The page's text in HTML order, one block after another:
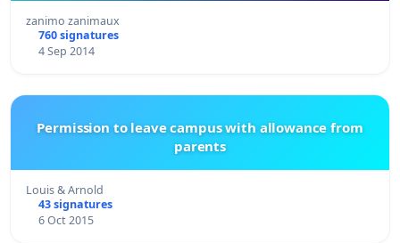
zanimo zanimaux
760 signatures
4 Sep 2014
Permission to leave campus with allowance from
parents
Louis & Arnold
43 signatures
6 Oct 2015